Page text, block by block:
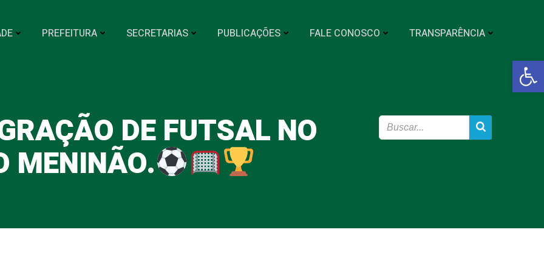
Abrir
PREFEITURA SECRETARIAS PUBLICAÇÕES FALE CONOSCO TRANSPARÊNCIA
DE FUTSAL NO
MENINÃO.